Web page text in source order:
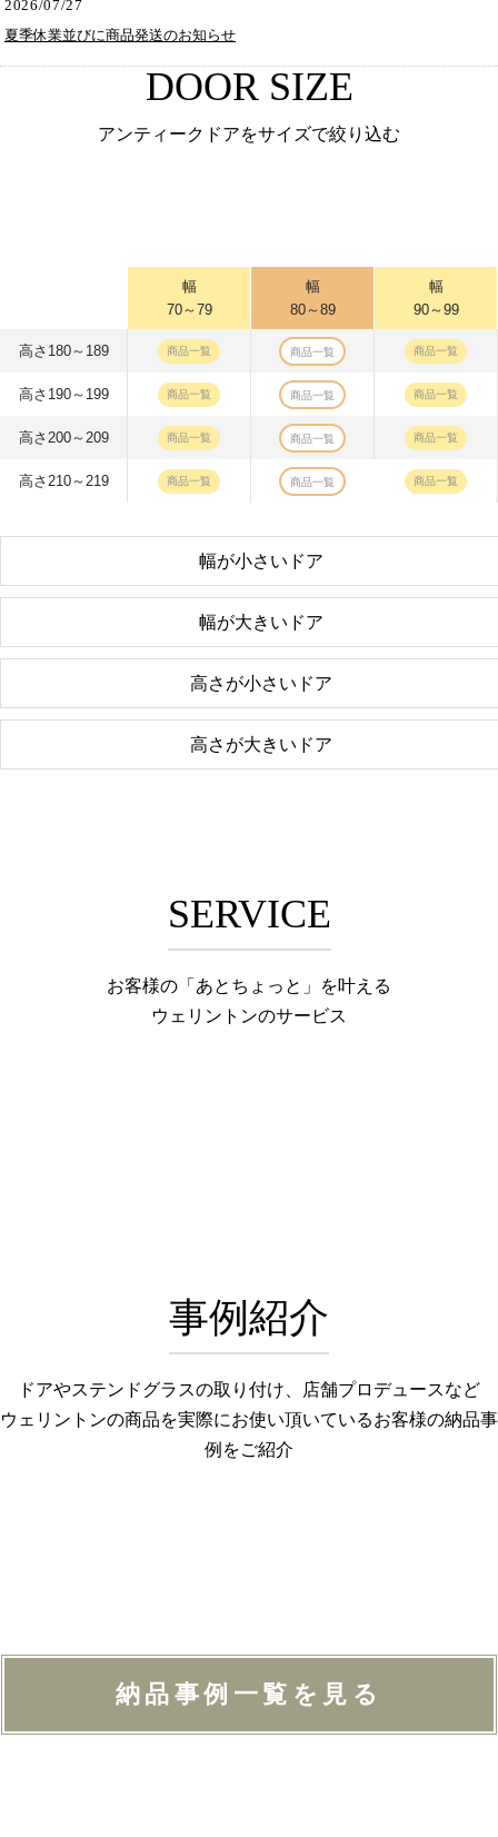
2026/07/27
夏季休業並びに商品発送のお知らせ
DOOR SIZE
アンティークドアをサイズで絞り込む
幅
70～79
幅
80～89
幅
90～99
高さ180～189 商品一覧 商品一覧 商品一覧
高さ190～199 商品一覧 商品一覧 商品一覧
高さ200～209 商品一覧 商品一覧 商品一覧
高さ210～219 商品一覧 商品一覧 商品一覧
幅が小さいドア
幅が大きいドア
高さが小さいドア
高さが大きいドア
SERVICE
お客様の「あとちょっと」を叶える
ウェリントンのサービス
事例紹介
ドアやステンドグラスの取り付け、店舗プロデュースなど
ウェリントンの商品を実際にお使い頂いているお客様の納品事
例をご紹介
納品事例一覧を見る